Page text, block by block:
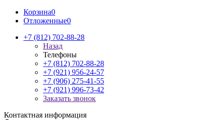
Корзина0
Отложенные0
+7 (812) 702-88-28
Назад
Телефоны
+7 (812) 702-88-28
+7 (921) 956-24-57
+7 (906) 275-41-55
+7 (921) 996-73-42
Заказать звонок
Контактная информация